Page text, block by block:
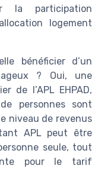
la participation
logement
bénéficier d’un
? Oui, une
de l’APL EHPAD,
personnes sont
niveau de revenus
APL peut être
seule, tout
pour le tarif